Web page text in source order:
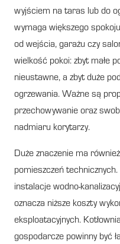
wyjściem na taras lub do
wymaga większego
od wejścia, garażu czy
wielkość pokoi: zbyt małe
nieustawne, a zbyt duże
ogrzewania. Ważne są
przechowywanie oraz
nadmiaru korytarzy.
Duże znaczenie ma
pomieszczeń
instalacje wodno-
oznacza niższe koszty
eksploatacyjnych.
gospodarcze powinny być